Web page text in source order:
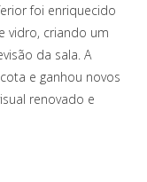
foi enriquecido
vidro, criando um
da sala. A
e ganhou novos
renovado e